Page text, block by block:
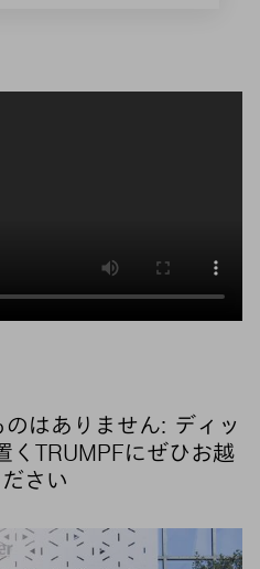
はありません: ディッ
くTRUMPFにぜひお越
さい